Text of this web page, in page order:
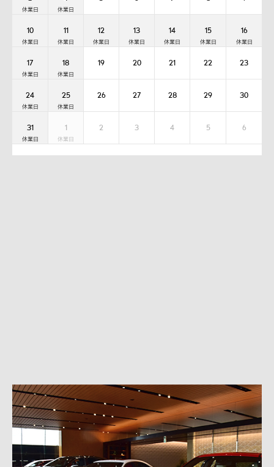
10 11 12 13 14 15 16
17 18 19 20 21 22 23
24 25 26 27 28 29 30
31 1 2 3 4 5 6